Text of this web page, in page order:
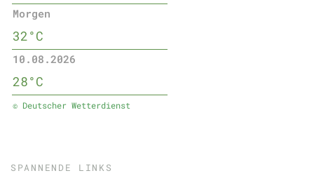
Morgen
32°C
10.08.2026
28°C
© Deutscher Wetterdienst
SPANNENDE LINKS